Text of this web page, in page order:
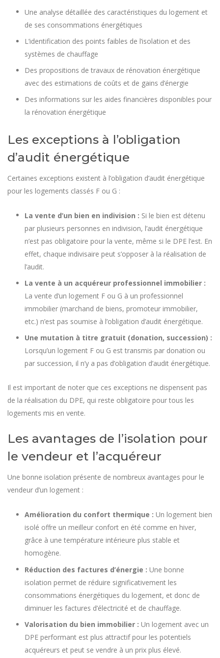
Une analyse détaillée des caractéristiques du logement et
de ses consommations énergétiques
L’identification des points faibles de l’isolation et des
systèmes de chauffage
Des propositions de travaux de rénovation énergétique
avec des estimations de coûts et de gains d’énergie
Des informations sur les aides financières disponibles pour
la rénovation énergétique
Les exceptions à l’obligation
d’audit énergétique
Certaines exceptions existent à l’obligation d’audit énergétique
pour les logements classés F ou G :
La vente d’un bien en indivision : Si le bien est détenu
par plusieurs personnes en indivision, l’audit énergétique
n’est pas obligatoire pour la vente, même si le DPE l’est. En
effet, chaque indivisaire peut s’opposer à la réalisation de
l’audit.
La vente à un acquéreur professionnel immobilier :
La vente d’un logement F ou G à un professionnel
immobilier (marchand de biens, promoteur immobilier,
etc.) n’est pas soumise à l’obligation d’audit énergétique.
Une mutation à titre gratuit (donation, succession) :
Lorsqu’un logement F ou G est transmis par donation ou
par succession, il n’y a pas d’obligation d’audit énergétique.
Il est important de noter que ces exceptions ne dispensent pas
de la réalisation du DPE, qui reste obligatoire pour tous les
logements mis en vente.
Les avantages de l’isolation pour
le vendeur et l’acquéreur
Une bonne isolation présente de nombreux avantages pour le
vendeur d’un logement :
Amélioration du confort thermique : Un logement bien
isolé offre un meilleur confort en été comme en hiver,
grâce à une température intérieure plus stable et
homogène.
Réduction des factures d’énergie : Une bonne
isolation permet de réduire significativement les
consommations énergétiques du logement, et donc de
diminuer les factures d’électricité et de chauffage.
Valorisation du bien immobilier : Un logement avec un
DPE performant est plus attractif pour les potentiels
acquéreurs et peut se vendre à un prix plus élevé.